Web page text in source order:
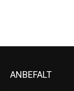
ANBEFALT